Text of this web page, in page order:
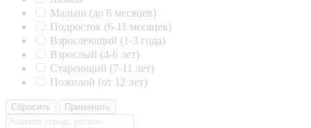
Малыш (до 6 месяцев)
Подросток (6-11 месяцев)
Взрослеющий (1-3 года)
Взрослый (4-6 лет)
Стареющий (7-11 лет)
Пожилой (от 12 лет)
Сбросить Применить